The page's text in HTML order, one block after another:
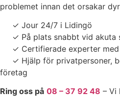
problemet innan det orsakar
✓ Jour 24/7 i Lidingö
✓ På plats snabbt vid akuta
✓ Certifierade experter
✓ Hjälp för privatpersoner,
företag
Ring oss på 08 – 37 92 48 – Vi